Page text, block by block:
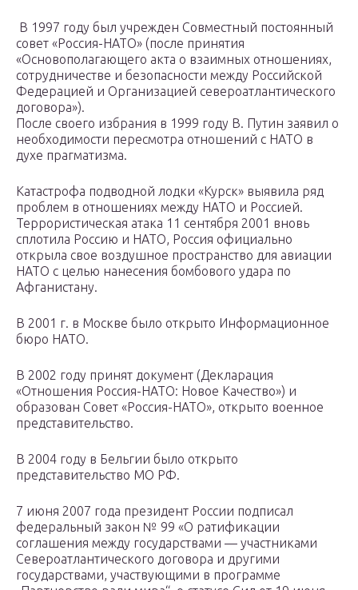
В 1997 году был учрежден Совместный постоянный
совет «Россия-НАТО» (после принятия
«Основополагающего акта о взаимных отношениях,
сотрудничестве и безопасности между Российской
Федерацией и Организацией североатлантического
договора»).
После своего избрания в 1999 году В. Путин заявил о
необходимости пересмотра отношений с НАТО в
духе прагматизма.
Катастрофа подводной лодки «Курск» выявила ряд
проблем в отношениях между НАТО и Россией.
Террористическая атака 11 сентября 2001 вновь
сплотила Россию и НАТО, Россия официально
открыла свое воздушное пространство для авиации
НАТО с целью нанесения бомбового удара по
Афганистану.
В 2001 г. в Москве было открыто Информационное
бюро НАТО.
В 2002 году принят документ (Декларация
«Отношения Россия-НАТО: Новое Качество») и
образован Совет «Россия-НАТО», открыто военное
представительство.
В 2004 году в Бельгии было открыто
представительство МО РФ.
7 июня 2007 года президент России подписал
федеральный закон № 99 «О ратификации
соглашения между государствами — участниками
Североатлантического договора и другими
государствами, участвующими в программе